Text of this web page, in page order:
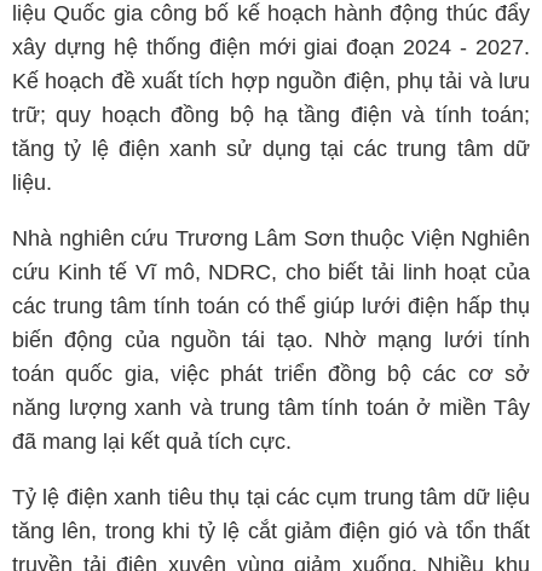
liệu Quốc gia công bố kế hoạch hành động thúc đẩy
xây dựng hệ thống điện mới giai đoạn 2024 - 2027.
Kế hoạch đề xuất tích hợp nguồn điện, phụ tải và lưu
trữ; quy hoạch đồng bộ hạ tầng điện và tính toán;
tăng tỷ lệ điện xanh sử dụng tại các trung tâm dữ
liệu.
Nhà nghiên cứu Trương Lâm Sơn thuộc Viện Nghiên
cứu Kinh tế Vĩ mô, NDRC, cho biết tải linh hoạt của
các trung tâm tính toán có thể giúp lưới điện hấp thụ
biến động của nguồn tái tạo. Nhờ mạng lưới tính
toán quốc gia, việc phát triển đồng bộ các cơ sở
năng lượng xanh và trung tâm tính toán ở miền Tây
đã mang lại kết quả tích cực.
Tỷ lệ điện xanh tiêu thụ tại các cụm trung tâm dữ liệu
tăng lên, trong khi tỷ lệ cắt giảm điện gió và tổn thất
truyền tải điện xuyên vùng giảm xuống. Nhiều khu